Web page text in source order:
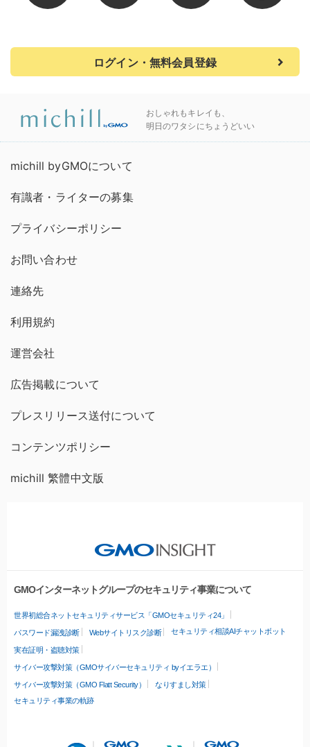
ログイン・無料会員登録
おしゃれもキレイも、
明日のワタシにちょうどいい
michill byGMOについて
有識者・ライターの募集
プライバシーポリシー
お問い合わせ
連絡先
利用規約
運営会社
広告掲載について
プレスリリース送付について
コンテンツポリシー
michill 繁體中文版
GMOインターネットグループのセキュリティ事業について
世界初総合ネットセキュリティサービス「GMOセキュリティ24」
パスワード漏洩診断 Webサイトリスク診断 セキュリティ相談AIチャットボット
実在証明・盗聴対策
サイバー攻撃対策（GMOサイバーセキュリティ byイエラエ）
サイバー攻撃対策（GMO Flatt Security）
なりすまし対策
セキュリティ事業の軌跡